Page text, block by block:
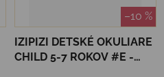
–10 %
IZIPIZI DETSKÉ OKULIARE
CHILD 5-7 ROKOV #E -